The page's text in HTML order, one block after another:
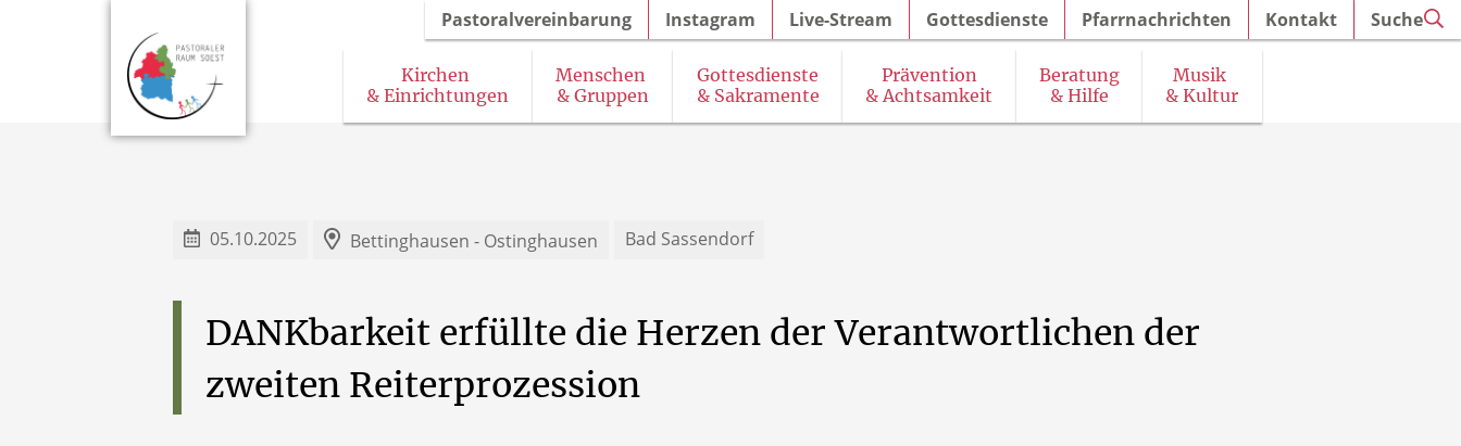
Kirchen
& Einrichtungen
Menschen
& Gruppen
Gottesdienste
& Sakramente
Prävention
& Achtsamkeit
Beratung
& Hilfe
Musik
& Kultur
Pastoralvereinbarung Instagram Live-Stream Gottesdienste Pfarrnachrichten Kontakt Suche
05.10.2025 Bettinghausen - Ostinghausen Bad Sassendorf
DANKbarkeit erfüllte die Herzen der Verantwortlichen der
zweiten Reiterprozession